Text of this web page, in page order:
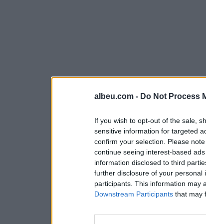
albeu.com - Do Not Process
If you wish to opt-out of the sale,
sensitive information for targeted
confirm your selection. Please
continue seeing interest-based
information disclosed to third
further disclosure of your personal
participants. This information may
Downstream Participants that may